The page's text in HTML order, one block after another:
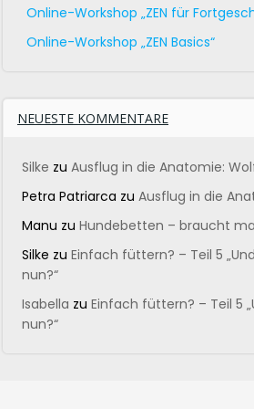
Online-Workshop „ZEN für
Online-Workshop „ZEN Basics“
NEUESTE KOMMENTARE
Silke zu Ausflug in die Anatomie:
Petra Patriarca zu Ausflug in die
Manu zu Hundebetten – braucht
Silke zu Einfach füttern? – Teil 5
nun?“
Isabella zu Einfach füttern? – Teil 5
nun?“